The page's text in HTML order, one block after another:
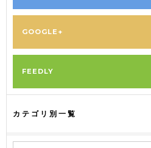
GOOGLE+
FEEDLY
カテゴリ別一覧